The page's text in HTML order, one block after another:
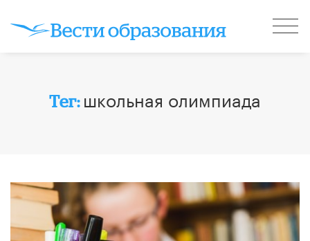
Тег: школьная олимпиада